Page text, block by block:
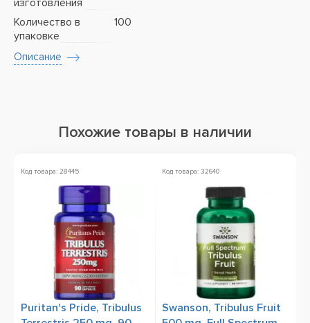
изготовления
Количество в
упаковке
100
Описание
Похожие товары в наличии
Код товара: 28445
Puritan's Pride, Tribulus
Код товара: 32640
Swanson, Tribulus Fruit